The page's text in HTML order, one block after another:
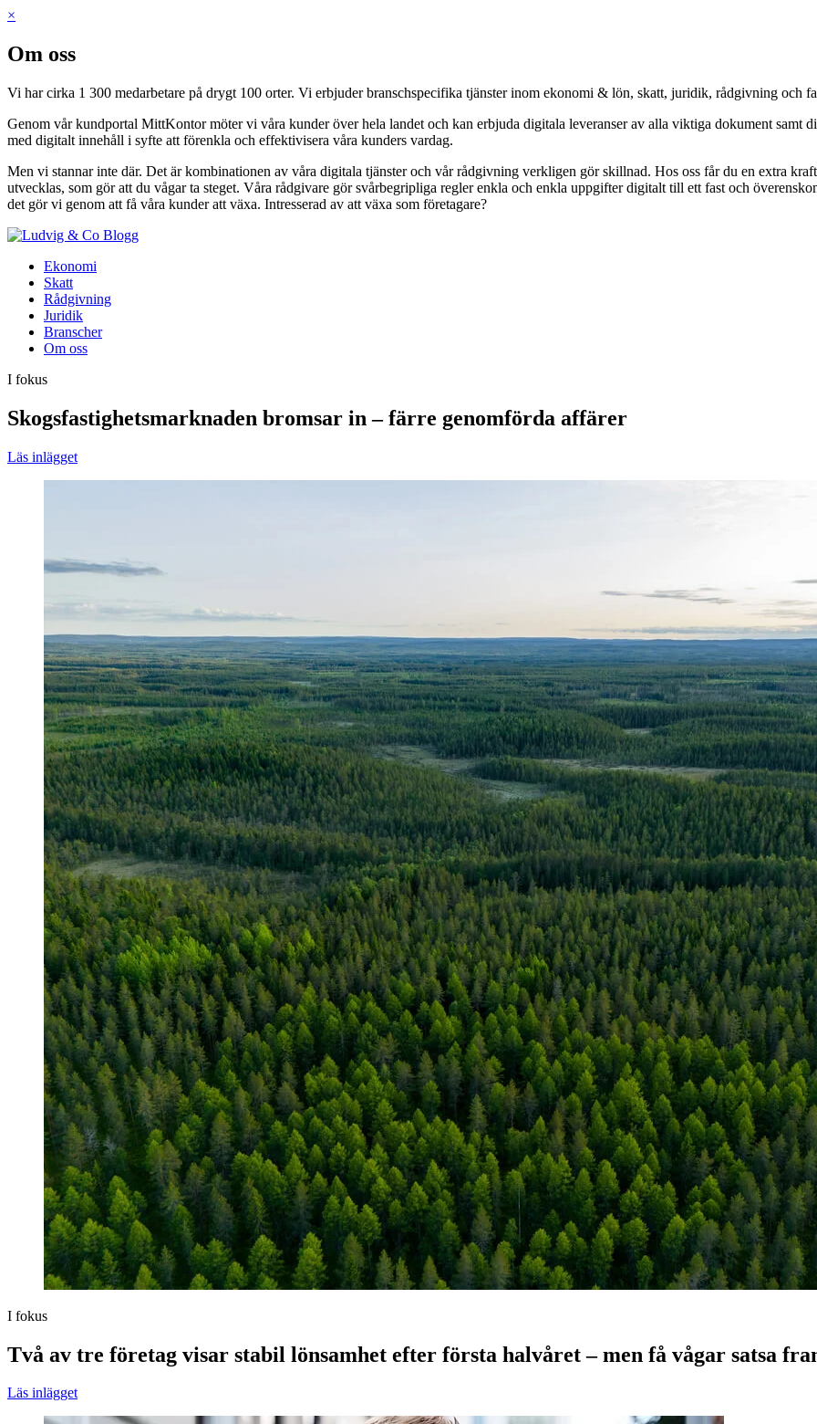
×
Om oss
Vi har cirka 1 300 medarbetare på drygt 100 orter. Vi erbjuder branschspecifika tjänster inom ekonomi & lön, skatt, juridik, rådgivning och
Genom vår kundportal MittKontor möter vi våra kunder över hela landet och kan erbjuda digitala leveranser av alla viktiga dokument samt
med digitalt innehåll i syfte att förenkla och effektivisera våra kunders vardag.
Men vi stannar inte där. Det är kombinationen av våra digitala tjänster och vår rådgivning verkligen gör skillnad. Hos oss får du en extra
utvecklas, som gör att du vågar ta steget. Våra rådgivare gör svårbegripliga regler enkla och enkla uppgifter digitalt till ett fast och
det gör vi genom att få våra kunder att växa. Intresserad av att växa som företagare?
Blogg
Ekonomi
Skatt
Rådgivning
Juridik
Branscher
Om oss
I fokus
Skogsfastighetsmarknaden bromsar in – färre genomförda affärer
Läs inlägget
I fokus
Två av tre företag visar stabil lönsamhet efter första halvåret – men få vågar satsa
Läs inlägget